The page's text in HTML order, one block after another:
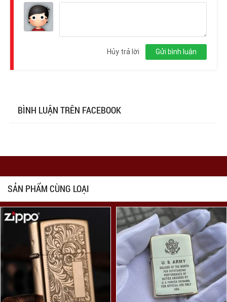
Gửi bình luận
Hủy trả lời
BÌNH LUẬN TRÊN FACEBOOK
SẢN PHẨM CÙNG LOẠI